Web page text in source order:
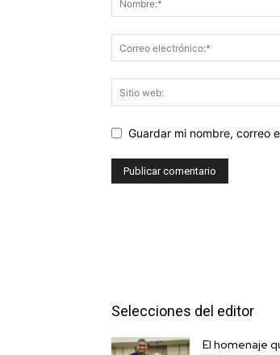
Guardar mi nombre, correo
Selecciones del editor
El homenaje